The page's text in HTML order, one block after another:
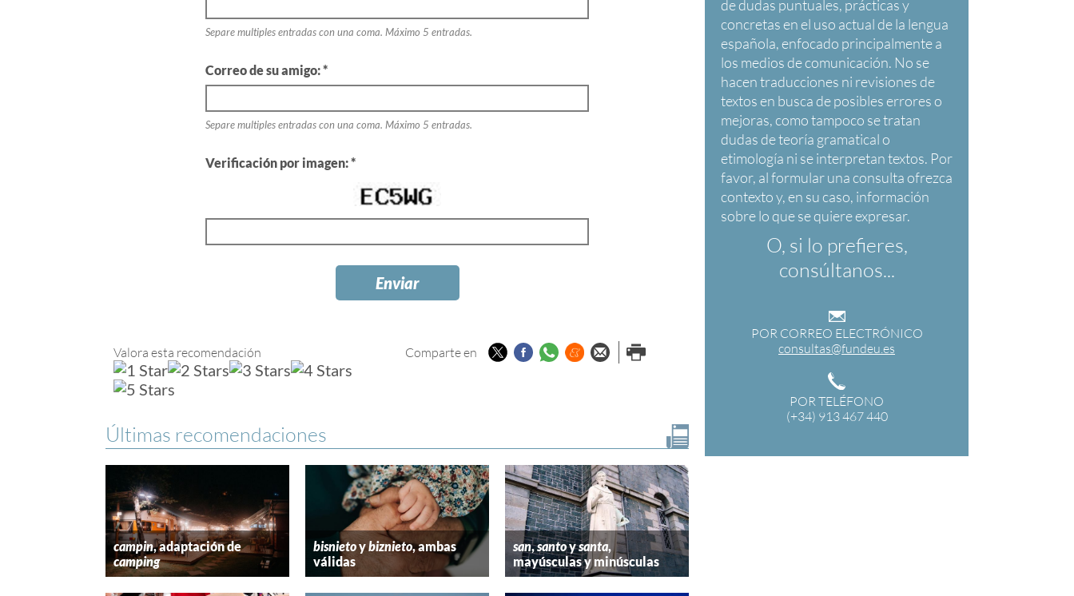
O, si lo prefieres,
consúltanos...
POR CORREO ELECTRÓNICO
consultas@fundeu.es
POR TELÉFONO
(+34) 913 467 440
Separe multiples entradas con una coma. Máximo 5 entradas.
Correo de su amigo: *
Separe multiples entradas con una coma. Máximo 5 entradas.
Verificación por imagen: *
Valora esta recomendación Comparte en TwitterFacebook
Whatsapp
Menéame
Enviar porImprimir
Últimas recomendaciones
campin, adaptación de
camping
bisnietoybiznieto, ambas
válidas
san,santoysanta,
mayúsculas y minúsculas